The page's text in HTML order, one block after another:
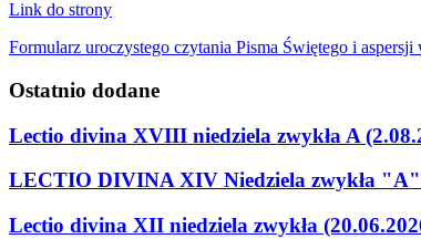
Link do strony
Formularz uroczystego czytania Pisma Świętego i aspersji
Ostatnio dodane
Lectio divina XVIII niedziela zwykła A
LECTIO DIVINA XIV Niedziela zwykła "A"
Lectio divina XII niedziela zwykła